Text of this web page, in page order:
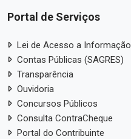
Portal de Serviços
Lei de Acesso a Informação
Contas Públicas (SAGRES)
Transparência
Ouvidoria
Concursos Públicos
Consulta ContraCheque
Portal do Contribuinte